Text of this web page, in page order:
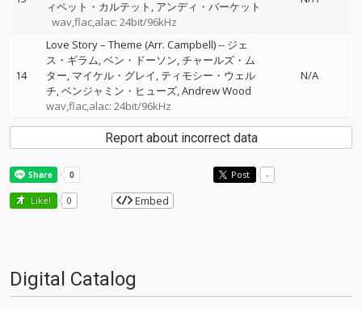
ィペット・カルテット アンディ・バーケット
wav,flac,alac: 24bit/96kHz
14
Love Story – Theme (Arr. Campbell)-- ジェ
ス・ギラム ベン・ドーソン チャールズ・ム
ター マイケル・グレイ ティモシー・ウェル
チ ベンジャミン・ヒューズ Andrew Wood
wav,flac,alac: 24bit/96kHz
N/A
Report about incorrect data
Post -
Like! 0 Embed
Digital Catalog